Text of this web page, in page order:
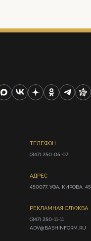
ТЕЛЕФОН
(347) 250-05-07
АДРЕС
450077, УФА, КИРОВА, 45
РЕКЛАМНАЯ СЛУЖБА
(347) 250-11-11
ADV@BASHINFORM.RU